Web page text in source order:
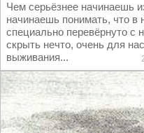
Чем серьёзнее начинаешь
начинаешь понимать, что в
специально перевёрнуто с
скрыть нечто, очень для
выживания...